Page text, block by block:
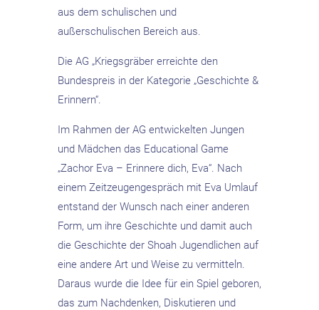
aus dem schulischen und
außerschulischen Bereich aus.
Die AG „Kriegsgräber erreichte den
Bundespreis in der Kategorie „Geschichte &
Erinnern“.
Im Rahmen der AG entwickelten Jungen
und Mädchen das Educational Game
„Zachor Eva – Erinnere dich, Eva“. Nach
einem Zeitzeugengespräch mit Eva Umlauf
entstand der Wunsch nach einer anderen
Form, um ihre Geschichte und damit auch
die Geschichte der Shoah Jugendlichen auf
eine andere Art und Weise zu vermitteln.
Daraus wurde die Idee für ein Spiel geboren,
das zum Nachdenken, Diskutieren und